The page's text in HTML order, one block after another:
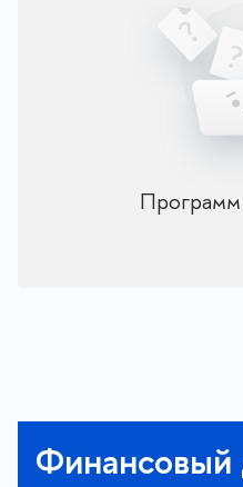
Финансовый